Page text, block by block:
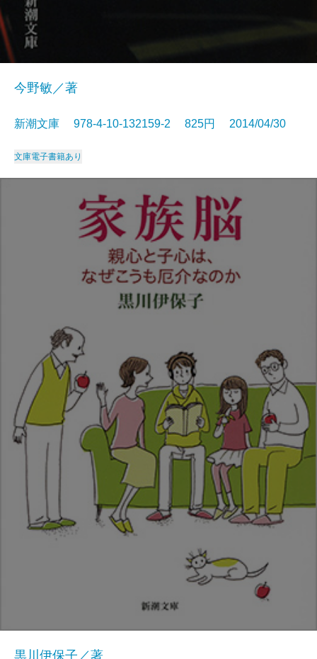
今野敏／著
新潮文庫 978-4-10-132159-2 825円 2014/04/30
文庫電子書籍あり
黒川伊保子／著